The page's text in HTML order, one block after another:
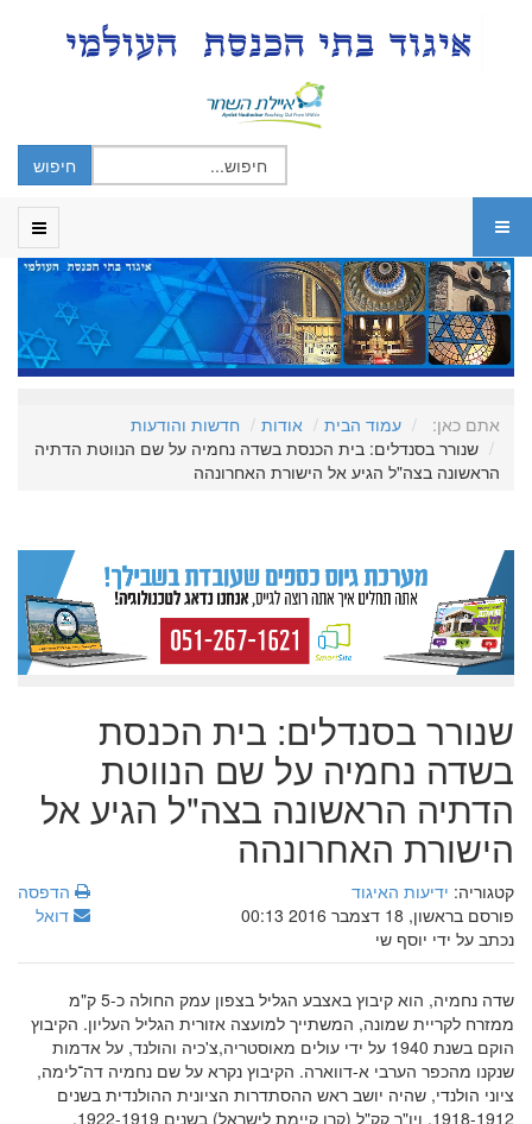
אתם כאן: עמוד הבית אודות
חדשות והודעות
שנורר בסנדלים: בית הכנסת בשדה נחמיה על שם הנווטת הדתיה
הראשונה בצה"ל הגיע אל הישורת האחרונהה
שנורר בסנדלים: בית הכנסת
בשדה נחמיה על שם הנווטת
הדתיה הראשונה בצה"ל הגיע אל
הישורת האחרונהה
הדפסה
דואל
קטגוריה: ידיעות האיגוד
פורסם בראשון, 18 דצמבר 2016 00:13
נכתב על ידי יוסף שי
שדה נחמיה, הוא קיבוץ באצבע הגליל בצפון עמק החולה כ-5 ק"מ
ממזרח לקריית שמונה, המשתייך למועצה אזורית הגליל העליון. הקיבוץ
הוקם בשנת 1940 על ידי עולים מאוסטריה,צ'כיה והולנד, על אדמות
שנקנו מהכפר הערבי א-דווארה. הקיבוץ נקרא על שם נחמיה דה־לימה,
ציוני הולנדי, שהיה יושב ראש ההסתדרות הציונית ההולנדית בשנים
1918-1912, ויו"ר קק"ל (קרן קיימת לישראל) בשנים 1922-1919.